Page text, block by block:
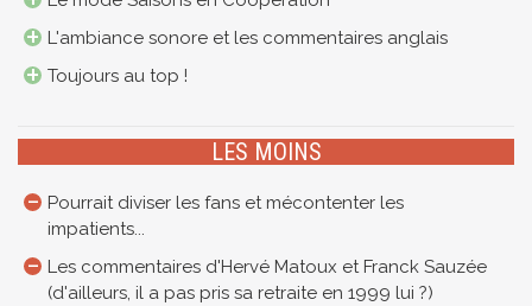
L'ambiance sonore et les commentaires anglais
Toujours au top !
LES MOINS
Pourrait diviser les fans et mécontenter les
impatients...
Les commentaires d'Hervé Matoux et Franck Sauzée
(d'ailleurs, il a pas pris sa retraite en 1999 lui ?)